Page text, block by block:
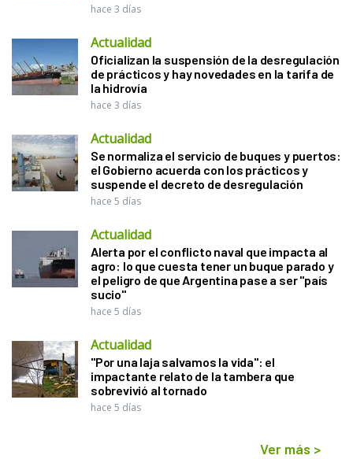
hace 3 días
Actualidad
Oficializan la suspensión de la desregulación
de prácticos y hay novedades en la tarifa de
la hidrovía
hace 3 días
Actualidad
Se normaliza el servicio de buques y puertos:
el Gobierno acuerda con los prácticos y
suspende el decreto de desregulación
hace 5 días
Actualidad
Alerta por el conflicto naval que impacta al
agro: lo que cuesta tener un buque parado y
el peligro de que Argentina pase a ser "país
sucio"
hace 5 días
Actualidad
"Por una laja salvamos la vida": el
impactante relato de la tambera que
sobrevivió al tornado
hace 5 días
Ver más >